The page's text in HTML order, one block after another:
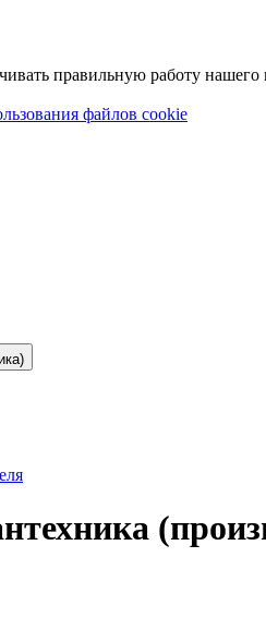
правильную работу нашего
файлов cookie